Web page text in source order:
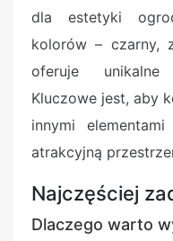
dla estetyki
kolorów – czarny,
oferuje unikalne
Kluczowe jest, aby
innymi
atrakcyjną
Najczęściej
Dlaczego warto